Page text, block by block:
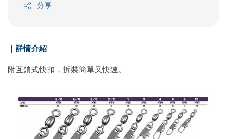
分享
｜詳情介紹
附互鎖式快扣，拆裝簡單又快速。